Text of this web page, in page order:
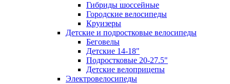
Гибриды шоссейные
Городские велосипеды
Круизеры
Детские и подростковые велосипеды
Беговелы
Детские 14-18"
Подростковые 20-27.5"
Детские велоприцепы
Электровелосипеды